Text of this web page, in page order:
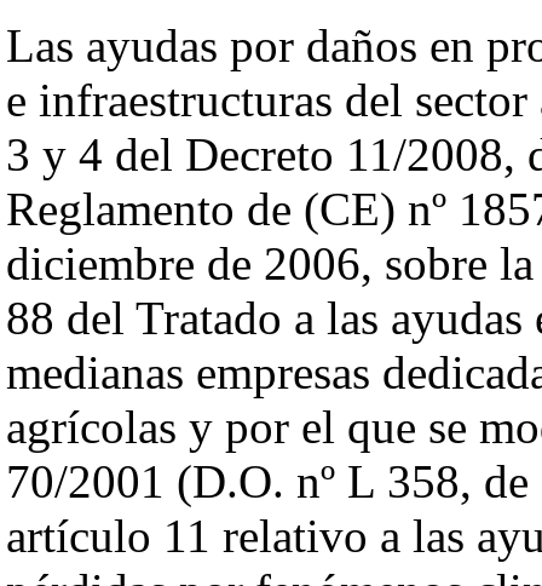
Las ayudas por daños en
e infraestructuras del
3 y 4 del Decreto 11/2008,
Reglamento de (CE) nº
diciembre de 2006, sobre
88 del Tratado a las ayudas
medianas empresas
agrícolas y por el que se
70/2001 (D.O. nº L 358,
artículo 11 relativo a las